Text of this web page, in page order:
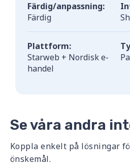
Färdig/anpassning:
Färdig
Plattform:
Starweb + Nordisk e-
handel
Se våra andra
Koppla enkelt på lösningar
önskemål.